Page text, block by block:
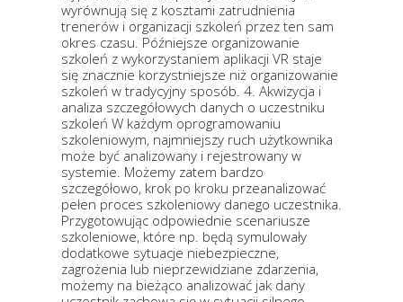
wyrównują się z kosztami zatrudnienia
trenerów i organizacji szkoleń przez ten sam
okres czasu. Późniejsze organizowanie
szkoleń z wykorzystaniem aplikacji VR staje
się znacznie korzystniejsze niż organizowanie
szkoleń w tradycyjny sposób. 4. Akwizycja i
analiza szczegółowych danych o uczestniku
szkoleń W każdym oprogramowaniu
szkoleniowym, najmniejszy ruch użytkownika
może być analizowany i rejestrowany w
systemie. Możemy zatem bardzo
szczegółowo, krok po kroku przeanalizować
pełen proces szkoleniowy danego uczestnika.
Przygotowując odpowiednie scenariusze
szkoleniowe, które np. będą symulowały
dodatkowe sytuacje niebezpieczne,
zagrożenia lub nieprzewidziane zdarzenia,
możemy na bieżąco analizować jak dany